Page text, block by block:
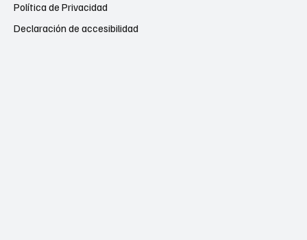
Política de Privacidad
Declaración de accesibilidad